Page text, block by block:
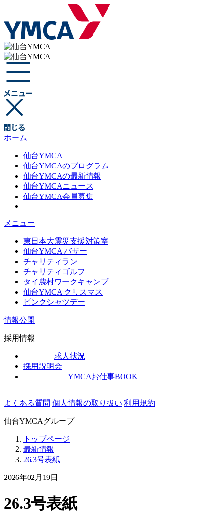
ホーム
仙台YMCA
仙台YMCAのプログラム
仙台YMCAの最新情報
仙台YMCAニュース
仙台YMCA会員募集
メニュー
東日本大震災支援対策室
仙台YMCA バザー
チャリティラン
チャリティゴルフ
タイ農村ワークキャンプ
仙台YMCA クリスマス
ピンクシャツデー
情報公開
採用情報
求人状況
採用説明会
YMCAお仕事BOOK
よくある質問 個人情報の取り扱い 利用規約
仙台YMCAグループ
トップページ
最新情報
26.3号表紙
2026年02月19日
26.3号表紙